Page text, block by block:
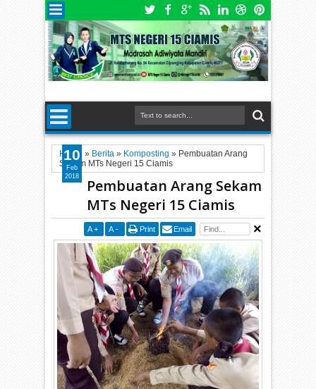
Home » Berita » Komposting » Pembuatan Arang
Sekam MTs Negeri 15 Ciamis
Pembuatan Arang Sekam
MTs Negeri 15 Ciamis
A + A - Print Email
10
Feb
2018